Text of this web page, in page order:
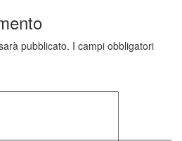
pubblicato. I campi obbligatori